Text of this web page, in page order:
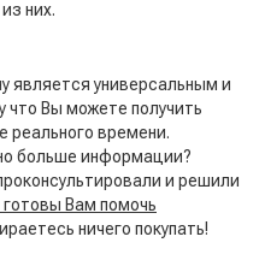
них.
является универсальным и
Вы можете получить
времени.
больше информации?
и решили
Вам помочь
ничего покупать!